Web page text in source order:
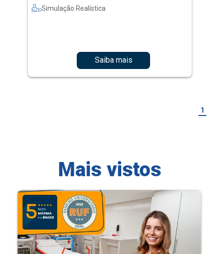
Simulação Realística
Saiba mais
1
Mais vistos